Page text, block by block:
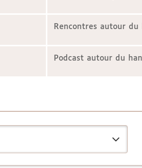
Rencontres autour du
Podcast autour du